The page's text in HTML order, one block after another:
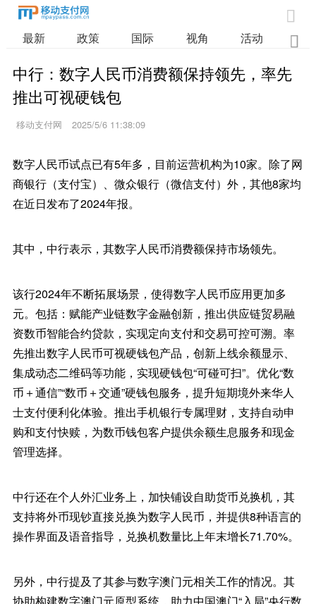

最新 政策 国际 视角 活动 业

中行：数字人民币消费额保持领先，率先
推出可视硬钱包
移动支付网 2025/5/6 11:38:09
数字人民币试点已有5年多，目前运营机构为10家。除了网
商银行（支付宝）、微众银行（微信支付）外，其他8家均
在近日发布了2024年报。
其中，中行表示，其数字人民币消费额保持市场领先。
该行2024年不断拓展场景，使得数字人民币应用更加多
元。包括：赋能产业链数字金融创新，推出供应链贸易融
资数币智能合约贷款，实现定向支付和交易可控可溯。率
先推出数字人民币可视硬钱包产品，创新上线余额显示、
集成动态二维码等功能，实现硬钱包“可碰可扫”。优化“数
币＋通信”“数币＋交通”硬钱包服务，提升短期境外来华人
士支付便利化体验。推出手机银行专属理财，支持自动申
购和支付快赎，为数币钱包客户提供余额生息服务和现金
管理选择。
中行还在个人外汇业务上，加快铺设自助货币兑换机，其
支持将外币现钞直接兑换为数字人民币，并提供8种语言的
操作界面及语音指导，兑换机数量比上年末增长71.70%。
另外，中行提及了其参与数字澳门元相关工作的情况。其